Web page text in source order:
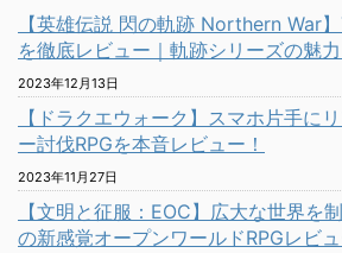
【英雄伝説 閃の軌跡 Northern War
を徹底レビュー｜軌跡シリーズの魅力
2023年12月13日
【ドラクエウォーク】スマホ片手に
ー討伐RPGを本音レビュー！
2023年11月27日
【文明と征服：EOC】広大な世界を
の新感覚オープンワールドRPGレビ